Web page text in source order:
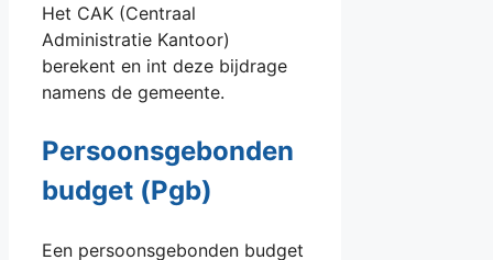
Het CAK (Centraal
Administratie Kantoor)
berekent en int deze bijdrage
namens de gemeente.
Persoonsgebonden
budget (Pgb)
Een persoonsgebonden budget